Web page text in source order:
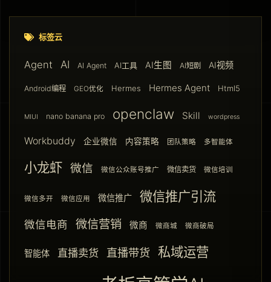
标签云
Agent AI AI Agent AI工具 AI生图 AI短剧 AI视频
Android编程 GEO优化 Hermes Hermes Agent Html5
MIUI nano banana pro openclaw Skill wordpress
Workbuddy 企业微信 内容策略 团队策略 多智能体
小龙虾 微信 微信公众账号推广 微信卖货 微信培训
微信多开 微信应用 微信推广 微信推广引流
微信电商 微信营销 微商 微商城 微商破局
智能体 直播卖货 直播带货 私域运营